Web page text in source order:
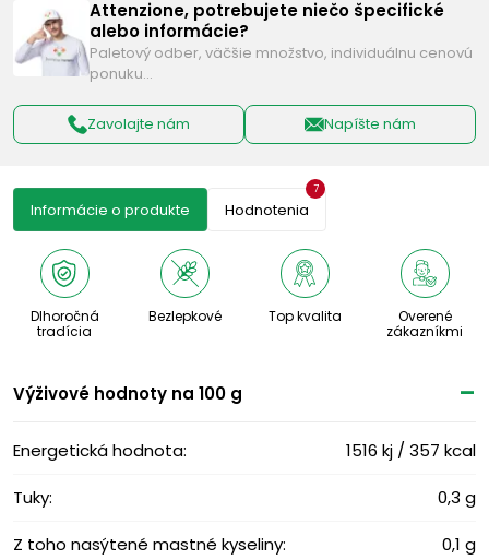
Attenzione, potrebujete niečo špecifické
alebo informácie?
Paletový odber, väčšie množstvo, individuálnu cenovú
ponuku…
Zavolajte nám Napíšte nám
Informácie o produkte Hodnotenia
7
Dlhoročná
tradícia
Bezlepkové Top kvalita
Overené
zákazníkmi
Výživové ​​hodnoty na 100 g
Energetická hodnota: 1516 kj / 357 kcal
Tuky: 0,3 g
Z toho nasýtené mastné kyseliny: 0,1 g